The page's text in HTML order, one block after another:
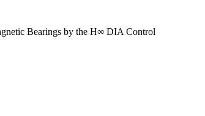
Bearings by the H∞ DIA Control